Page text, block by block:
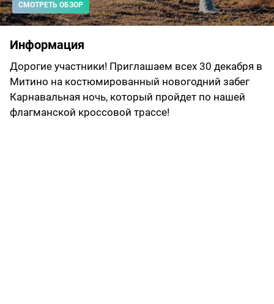
СМОТРЕТЬ ОБЗОР
Информация
Дорогие участники! Приглашаем всех 30 декабря в
Митино на костюмированный новогодний забег
Карнавальная ночь, который пройдет по нашей
флагманской кроссовой трассе!